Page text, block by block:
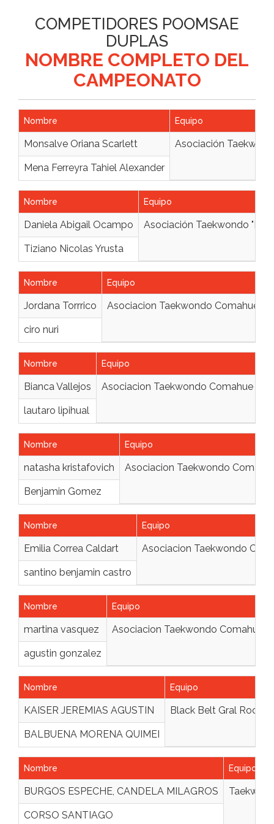
COMPETIDORES POOMSAE
DUPLAS
NOMBRE COMPLETO DEL
CAMPEONATO
Nombre Equipo
Monsalve Oriana Scarlett Asociación
Mena Ferreyra Tahiel Alexander
Nombre Equipo
Daniela Abigail Ocampo Asociación Taekwondo "El
Tiziano Nicolas Yrusta
Nombre Equipo
Jordana Torrrico Asociacion Taekwondo Comahue
ciro nuri
Nombre Equipo
Bianca Vallejos Asociacion Taekwondo Comahue
lautaro lipihual
Nombre Equipo
natasha kristafovich Asociacion Taekwondo
Benjamin Gomez
Nombre Equipo
Emilia Correa Caldart Asociacion Taekwondo
santino benjamin castro
Nombre Equipo
martina vasquez Asociacion Taekwondo Comahue
agustin gonzalez
Nombre Equipo
KAISER JEREMIAS AGUSTIN Black Belt Gral Roca
BALBUENA MORENA QUIMEI
Nombre Equipo
BURGOS ESPECHE, CANDELA MILAGROS
CORSO SANTIAGO